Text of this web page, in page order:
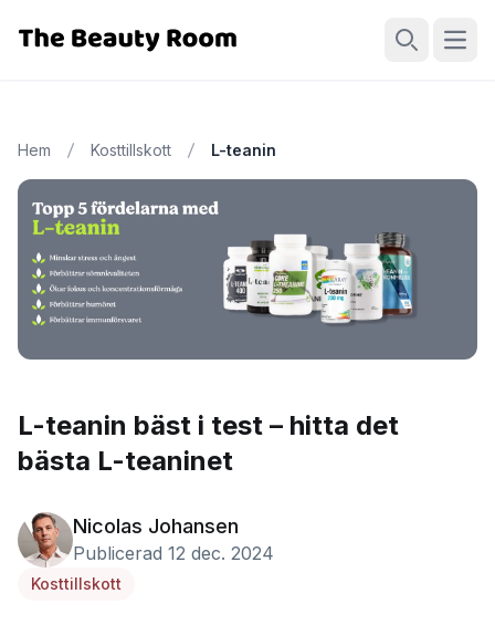
Hem Kosttillskott L-teanin
L-teanin bäst i test – hitta det
bästa L-teaninet
Nicolas Johansen
Publicerad 12 dec. 2024
Kosttillskott